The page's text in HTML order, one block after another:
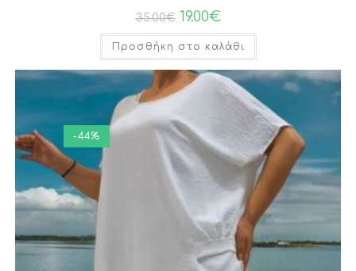
35.00€ 19.00€
Προσθήκη στο καλάθι
-44%